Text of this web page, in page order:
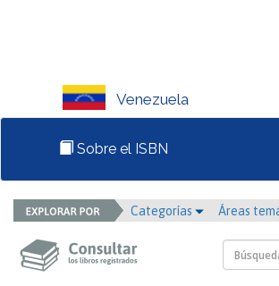
Venezuela
Sobre el ISBN
Categorías Áreas